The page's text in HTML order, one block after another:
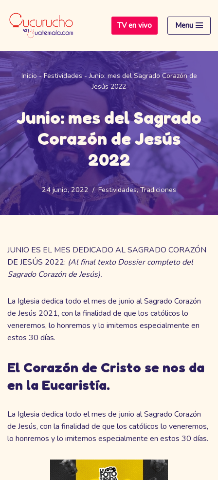
Saltar
contenido
TV en vivo Menu
Inicio-Festividades-Junio: mes del Sagrado Corazón de
Jesús 2022
Junio: mes del Sagrado
Corazón de Jesús
2022
24 junio, 2022 Festividades,Tradiciones
JUNIO ES EL MES DEDICADO AL SAGRADO CORAZÓN
DE JESÚS 2022: (Al final texto Dossier completo del
Sagrado Corazón de Jesús).
La Iglesia dedica todo el mes de junio al Sagrado Corazón
de Jesús 2021, con la finalidad de que los católicos lo
veneremos, lo honremos y lo imitemos especialmente en
estos 30 días.
El Corazón de Cristo se nos da
en la Eucaristía.
La Iglesia dedica todo el mes de junio al Sagrado Corazón
de Jesús, con la finalidad de que los católicos lo veneremos,
lo honremos y lo imitemos especialmente en estos 30 días.